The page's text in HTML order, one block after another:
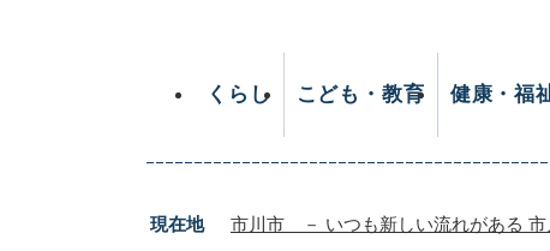
くらし こども・教育 健康・福
現在地 市川市 － いつも新しい流れがある 市